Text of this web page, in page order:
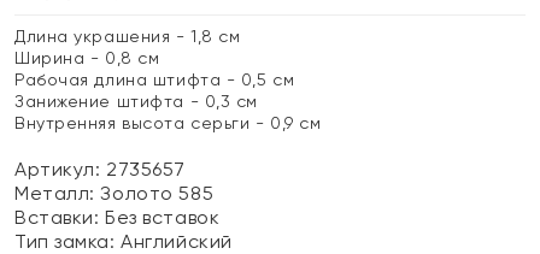
Длина украшения - 1,8 см
Ширина - 0,8 см
Рабочая длина штифта - 0,5 см
Занижение штифта - 0,3 см
Внутренняя высота серьги - 0,9 см
Артикул: 2735657
Металл:Золото 585
Вставки:Без вставок
Тип замка:Английский